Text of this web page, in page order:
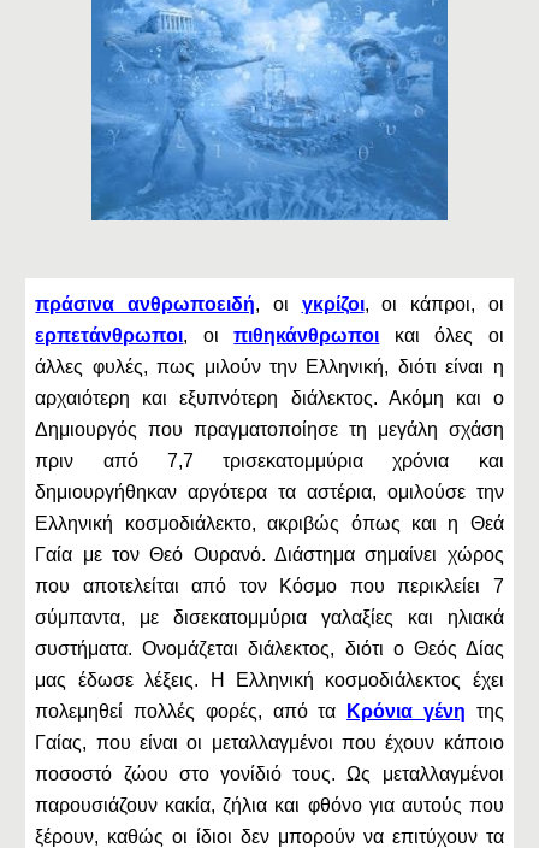
πράσινα ανθρωποειδή, οι γκρίζοι, οι κάπροι, οι
ερπετάνθρωποι, οιπιθηκάνθρωποι και όλες οι
άλλες φυλές, πως μιλούν την Ελληνική, διότι είναι η
αρχαιότερη και εξυπνότερη διάλεκτος. Ακόμη και ο
Δημιουργός που πραγματοποίησε τη μεγάλη σχάση
πριν από 7,7 τρισεκατομμύρια χρόνια και
δημιουργήθηκαν αργότερα τα αστέρια, ομιλούσε την
Ελληνική κοσμοδιάλεκτο, ακριβώς όπως και η Θεά
Γαία με τον Θεό Ουρανό. Διάστημα σημαίνει χώρος
που αποτελείται από τον Κόσμο που περικλείει 7
σύμπαντα, με δισεκατομμύρια γαλαξίες και ηλιακά
συστήματα. Ονομάζεται διάλεκτος, διότι ο Θεός Δίας
μας έδωσε λέξεις. Η Ελληνική κοσμοδιάλεκτος έχει
πολεμηθεί πολλές φορές, από τα
Κρόνια γένη της
Γαίας, που είναι οι μεταλλαγμένοι που έχουν κάποιο
ποσοστό ζώου στο γονίδιό τους. Ως μεταλλαγμένοι
παρουσιάζουν κακία, ζήλια και φθόνο για αυτούς που
ξέρουν, καθώς οι ίδιοι δεν μπορούν να επιτύχουν τα